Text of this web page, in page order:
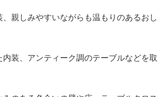
親しみやすいながらも温もりのあるおし
装、アンティーク調のテーブルなどを取